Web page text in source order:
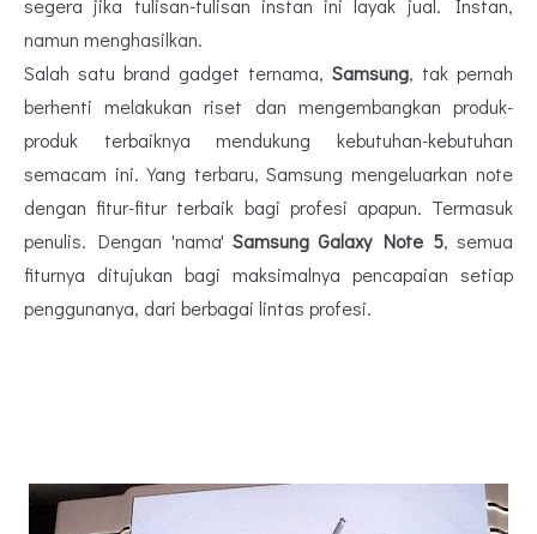
namun menghasilkan.
Salah satu brand gadget ternama, Samsung, tak pernah
berhenti melakukan riset dan mengembangkan produk-
produk terbaiknya mendukung kebutuhan-kebutuhan
semacam ini. Yang terbaru, Samsung mengeluarkan note
dengan fitur-fitur terbaik bagi profesi apapun. Termasuk
penulis. Dengan 'nama' Samsung Galaxy Note 5, semua
fiturnya ditujukan bagi maksimalnya pencapaian setiap
penggunanya, dari berbagai lintas profesi.